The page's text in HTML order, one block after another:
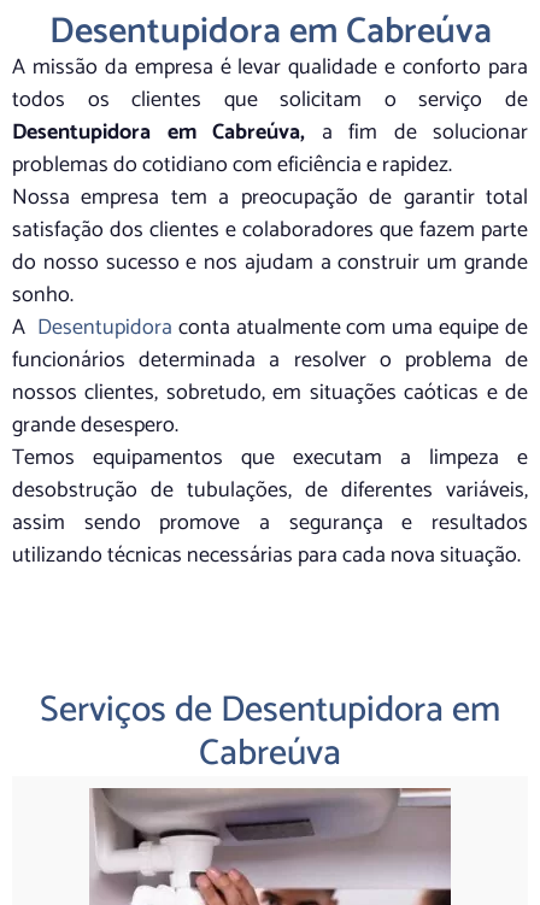
Desentupidora em Cabreúva
A missão da empresa é levar qualidade e conforto para
todos os clientes que solicitam o serviço de
Desentupidora em Cabreúva, a fim de solucionar
problemas do cotidiano com eficiência e rapidez.
Nossa empresa tem a preocupação de garantir total
satisfação dos clientes e colaboradores que fazem parte
do nosso sucesso e nos ajudam a construir um grande
sonho.
A Desentupidora conta atualmente com uma equipe de
funcionários determinada a resolver o problema de
nossos clientes, sobretudo, em situações caóticas e de
grande desespero.
Temos equipamentos que executam a limpeza e
desobstrução de tubulações, de diferentes variáveis,
assim sendo promove a segurança e resultados
utilizando técnicas necessárias para cada nova situação.
Serviços de Desentupidora em
Cabreúva